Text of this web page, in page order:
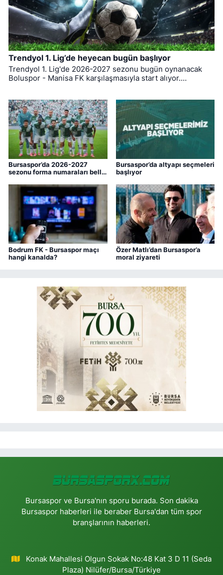
Trendyol 1. Lig’de heyecan bugün başlıyor
Trendyol 1. Lig'de 2026-2027 sezonu bugün oynanacak
Boluspor - Manisa FK karşılaşmasıyla start alıyor.
Bursaspor’da 2026-2027
sezonu forma numaraları belli
Bursaspor’da altyapı seçmeleri
başlıyor
Bodrum FK - Bursaspor maçı
hangi kanalda?
Özer Matlı’dan Bursaspor’a
moral ziyareti
Bursaspor ve Bursa'nın sporu burada. Son dakika
Bursaspor haberleri ile beraber Bursa'dan tüm spor
branşlarının haberleri.
Konak Mahallesi Olgun Sokak No:48 Kat 3 D 11 (Seda
Plaza) Nilüfer/Bursa/Türkiye